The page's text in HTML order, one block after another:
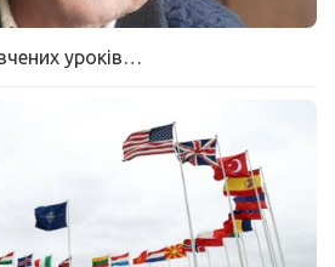
уроків…